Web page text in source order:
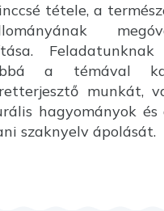
tétele, a
a témával
munkát,
hagyományok
szaknyelv ápolását.